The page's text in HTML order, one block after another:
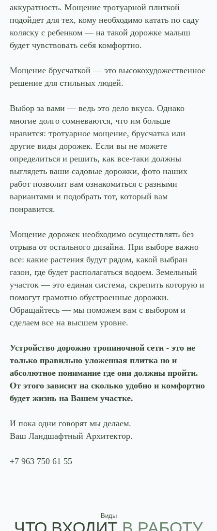
аккуратность. Мощение тротуарной плиткой
подойдет для тех, кому необходимо катать по саду
коляску с ребенком — на такой дорожке малыш
будет чувствовать себя комфортно.
Мощение брусчаткой — это высокохудожественное
решение для стильных людей.
Выбор за вами — ведь это дело вкуса. Однако
многие долго сомневаются, что им больше
нравится: тротуарное мощение, брусчатка или
другие виды дорожек. Если вы не можете
определиться и решить, как все-таки должны
выглядеть ваши садовые дорожки, фото наших
работ позволит вам ознакомиться с разными
вариантами и подобрать тот, который вам
понравится.
Мощение дорожек необходимо осуществлять без
отрыва от остального дизайна. При выборе важно
все: какие растения будут рядом, какой выбран
газон, где будет располагаться водоем. Земельный
участок — это единая система, скрепить которую и
помогут грамотно обустроенные дорожки.
Обращайтесь — мы поможем вам с выбором и
сделаем все на высшем уровне.
Устройство дорожно тропиночной сети - это не
только правильно уложенная плитка но и
абсолютное понимание где они должны пройти.
От этого зависит на сколько удобно и комфортно
будет жизнь на Вашем участке.
И пока одни говорят мы делаем.
Ваш Ландшафтный Архитектор.
+7 963 750 61 55
ЧТО ВХОДИТ
За 30 лет работы мы выполнили более 220+
проектов в Москве и Подмосковье. Каждое
мощение проектируется индивидуально: мы
подбираем рисунок укладки, уклон для отвода
воды и сопряжение с газоном или растительными
выглядит как часть ландшафта, а не вставка в